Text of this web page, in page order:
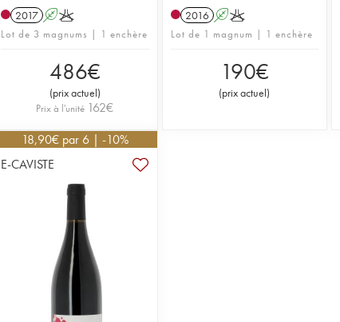
2017 AK
Lot de 3 magnums | 1 enchère
486€
(prix actuel)
Prix à l'unité 162€
2016 AK
Lot de 1 magnum | 1 enchère
190€
(prix actuel)
18,90€ par 6 | -10%
E-CAVISTE